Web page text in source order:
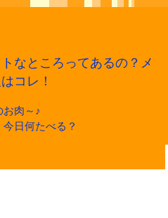
なところってあるの？メ
コレ！
肉～♪
日何たべる？